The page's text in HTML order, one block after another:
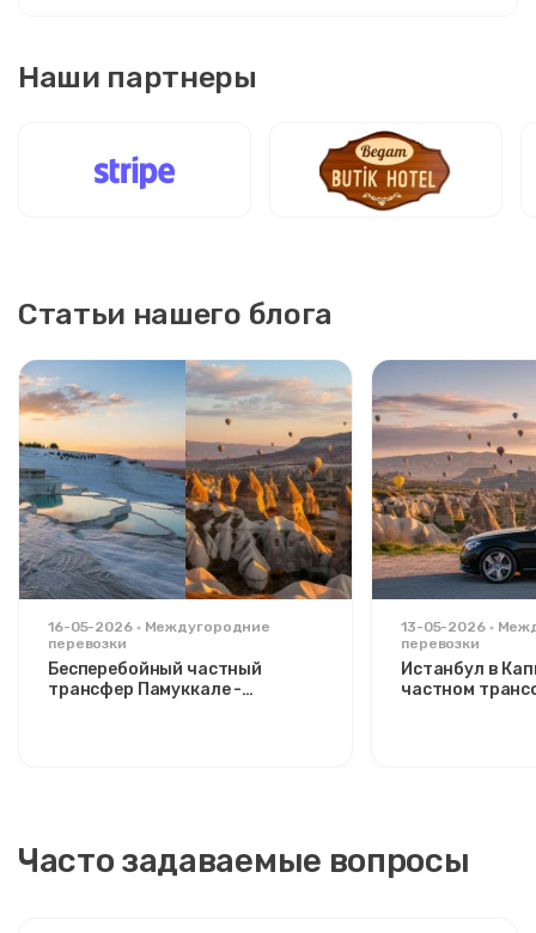
Наши партнеры
Статьи нашего блога
16-05-2026
Междугородние
перевозки
Бесперебойный частный
трансфер Памуккале -
13-05-2026
перевозки
Истанбул в
частном
Часто задаваемые вопросы